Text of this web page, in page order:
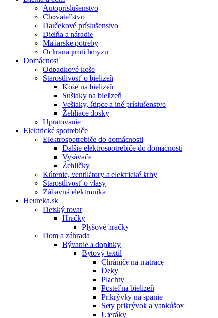
Autopríslušenstvo
Chovateľstvo
Darčekové príslušenstvo
Dielňa a náradie
Maliarske potreby
Ochrana proti hmyzu
Domácnosť
Odpadkové koše
Starostlivosť o bielizeň
Koše na bielizeň
Sušiaky na bielizeň
Vešiaky, štipce a iné príslušenstvo
Žehliace dosky
Upratovanie
Elektrické spotrebiče
Elektrospotrebiče do domácnosti
Dalšie elektrospotrebiče do domácnosti
Vysávače
Žehličky
Kúrenie, ventilátory a elektrické krby
Starostlivosť o vlasy
Zábavná elektronika
Heureka.sk
Detský tovar
Hračky
Plyšové hračky
Dom a záhrada
Bývanie a doplnky
Bytový textil
Chrániče na matrace
Deky
Plachty
Posteľná bielizeň
Prikrývky na spanie
Sety prikrývok a vankúšov
Uteráky